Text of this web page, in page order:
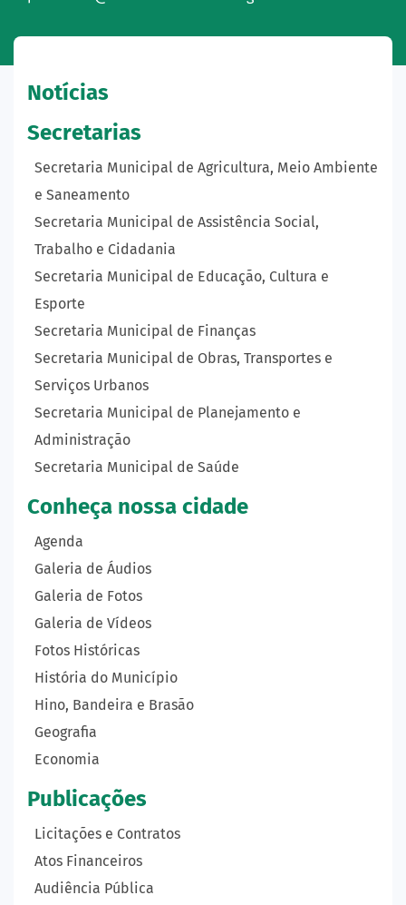
Notícias
Secretarias
Secretaria Municipal de Agricultura, Meio Ambiente
e Saneamento
Secretaria Municipal de Assistência Social,
Trabalho e Cidadania
Secretaria Municipal de Educação, Cultura e
Esporte
Secretaria Municipal de Finanças
Secretaria Municipal de Obras, Transportes e
Serviços Urbanos
Secretaria Municipal de Planejamento e
Administração
Secretaria Municipal de Saúde
Conheça nossa cidade
Agenda
Galeria de Áudios
Galeria de Fotos
Galeria de Vídeos
Fotos Históricas
História do Município
Hino, Bandeira e Brasão
Geografia
Economia
Publicações
Licitações e Contratos
Atos Financeiros
Audiência Pública